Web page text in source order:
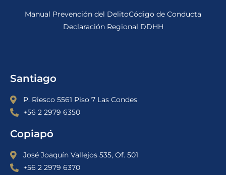
Manual Prevención del DelitoCódigo de Conducta
Declaración Regional DDHH
Santiago
P. Riesco 5561 Piso 7 Las Condes
+56 2 2979 6350
Copiapó
José Joaquín Vallejos 535, Of. 501
+56 2 2979 6370